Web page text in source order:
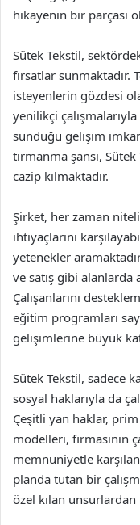
hikayenin bir parçası
Sütek Tekstil,
fırsatlar sunmaktadır.
isteyenlerin gözdesi
yenilikçi
sunduğu gelişim
tırmanma şansı,
cazip kılmaktadır.
Şirket, her zaman
ihtiyaçlarını
yetenekler
ve satış gibi alanlarda
Çalışanlarını
eğitim programları
gelişimlerine büyük
Sütek Tekstil, sadece
sosyal haklarıyla da
Çeşitli yan haklar,
modelleri, firmasının
memnuniyetle
planda tutan bir
özel kılan